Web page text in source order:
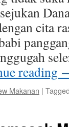
cita
reading
Makanan | Tagged